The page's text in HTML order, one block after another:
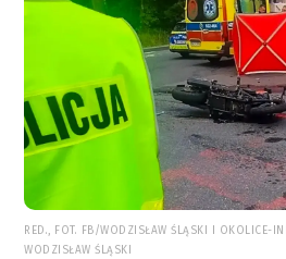
RED., FOT. FB/WODZISŁAW ŚLĄSKI I OKOLICE-
WODZISŁAW ŚLĄSKI